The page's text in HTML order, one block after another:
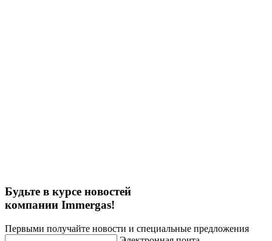
Будьте в курсе новостей
компании Immergas!
Первыми получайте новости и специальные предложения